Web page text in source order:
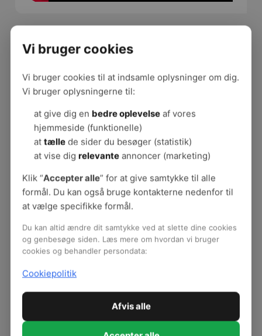
Forflytning af personer
Forflytningsguides
Forflyt med omtanke
Fem film: Risikovurdering ved forflytning
Forflytning af borgere med demens
Forflytning af bariatriske borgere
Undgå trykskader
Forflytningskultur
Oplæring og instruktion
Lav et projekt om god forflytningspraksis
Brug og pas hjælpemidlerne rigtigt
Indkøb og valg af nye hjælpemidler
Cases om at ændre forflytningspraksis
Love og regler om forflytning
Vi bruger cookies
Vi bruger cookies til at indsamle oplysninger om dig.
Vi bruger oplysningerne til:
at give dig en bedre oplevelseaf vores
hjemmeside (funktionelle)
at tællede sider du besøger (statistik)
at vise dig relevanteannoncer (marketing)
Klik “Accepter alle” for at give samtykke til alle
formål. Du kan også bruge kontakterne nedenfor til
at vælge specifikke formål.
Du kan altid ændre dit samtykke ved at slette dine cookies
og genbesøge siden. Læs mere om hvordan vi bruger
cookies og behandler persondata:
Cookiepolitik
Afvis alle